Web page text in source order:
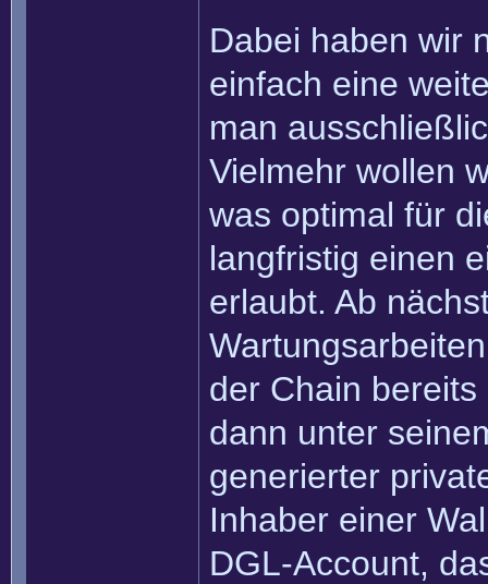
Dabei haben wir
einfach eine
man
Vielmehr wollen
was optimal für
langfristig einen
erlaubt. Ab
der Chain
dann unter
generierter
Inhaber einer
DGL-Account,